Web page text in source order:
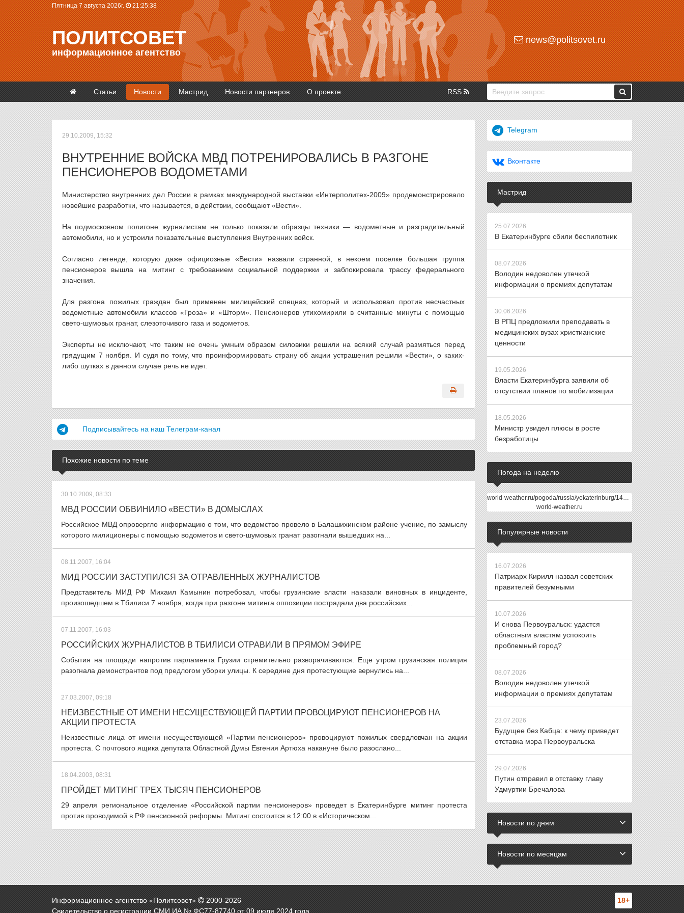
Пятница 7 августа 2026г. 21:25:39
ПОЛИТСОВЕТ
информационное агентство
news@politsovet.ru
Статьи Новости Мастрид Новости партнеров О проекте RSS
29.10.2009, 15:32
ВНУТРЕННИЕ ВОЙСКА МВД ПОТРЕНИРОВАЛИСЬ В РАЗГОНЕ
ПЕНСИОНЕРОВ ВОДОМЕТАМИ
Министерство внутренних дел России в рамках международной выставки «Интерполитех-2009» продемонстрировало
новейшие разработки, что называется, в действии, сообщают «Вести».
На подмосковном полигоне журналистам не только показали образцы техники — водометные и разградительный
автомобили, но и устроили показательные выступления Внутренних войск.
Согласно легенде, которую даже официозные «Вести» назвали странной, в некоем поселке большая группа
пенсионеров вышла на митинг с требованием социальной поддержки и заблокировала трассу федерального
значения.
Для разгона пожилых граждан был применен милицейский спецназ, который и использовал против несчастных
водометные автомобили классов «Гроза» и «Шторм». Пенсионеров утихомирили в считанные минуты с помощью
свето-шумовых гранат, слезоточивого газа и водометов.
Эксперты не исключают, что таким не очень умным образом силовики решили на всякий случай размяться перед
грядущим 7 ноября. И судя по тому, что проинформировать страну об акции устрашения решили «Вести», о каких-
либо шутках в данном случае речь не идет.
Подписывайтесь на наш Телеграм-канал
Похожие новости по теме
30.10.2009, 08:33
МВД РОССИИ ОБВИНИЛО «ВЕСТИ» В ДОМЫСЛАХ
Российское МВД опровергло информацию о том, что ведомство провело в Балашихинском районе учение, по замыслу
которого милиционеры с помощью водометов и свето-шумовых гранат разогнали вышедших на...
08.11.2007, 16:04
МИД РОССИИ ЗАСТУПИЛСЯ ЗА ОТРАВЛЕННЫХ ЖУРНАЛИСТОВ
Представитель МИД РФ Михаил Камынин потребовал, чтобы грузинские власти наказали виновных в инциденте,
произошедшем в Тбилиси 7 ноября, когда при разгоне митинга оппозиции пострадали два российских...
07.11.2007, 16:03
РОССИЙСКИХ ЖУРНАЛИСТОВ В ТБИЛИСИ ОТРАВИЛИ В ПРЯМОМ ЭФИРЕ
События на площади напротив парламента Грузии стремительно разворачиваются. Еще утром грузинская полиция
разогнала демонстрантов под предлогом уборки улицы. К середине дня протестующие вернулись на...
27.03.2007, 09:18
НЕИЗВЕСТНЫЕ ОТ ИМЕНИ НЕСУЩЕСТВУЮЩЕЙ ПАРТИИ ПРОВОЦИРУЮТ ПЕНСИОНЕРОВ НА
АКЦИИ ПРОТЕСТА
Неизвестные лица от имени несуществующей «Партии пенсионеров» провоцируют пожилых свердловчан на акции
протеста. С почтового ящика депутата Областной Думы Евгения Артюха накануне было разослано...
18.04.2003, 08:31
ПРОЙДЕТ МИТИНГ ТРЕХ ТЫСЯЧ ПЕНСИОНЕРОВ
29 апреля региональное отделение «Российской партии пенсионеров» проведет в Екатеринбурге митинг протеста
против проводимой в РФ пенсионной реформы. Митинг состоится в 12:00 в «Историческом...
Telegram
Вконтакте
Мастрид
25.07.2026
В Екатеринбурге сбили беспилотник
08.07.2026
Володин недоволен утечкой
информации о премиях депутатам
30.06.2026
В РПЦ предложили преподавать в
медицинских вузах христианские
ценности
19.05.2026
Власти Екатеринбурга заявили об
отсутствии планов по мобилизации
18.05.2026
Министр увидел плюсы в росте
безработицы
Погода на неделю
world-weather.ru/pogoda/russia/yekaterinburg/14days/
world-weather.ru
Популярные новости
16.07.2026
Патриарх Кирилл назвал советских
правителей безумными
10.07.2026
И снова Первоуральск: удастся
областным властям успокоить
проблемный город?
08.07.2026
Володин недоволен утечкой
информации о премиях депутатам
23.07.2026
Будущее без Кабца: к чему приведет
отставка мэра Первоуральска
29.07.2026
Путин отправил в отставку главу
Удмуртии Бречалова
Новости по дням
Новости по месяцам
Информационное агентство «Политсовет» 2000-2026
Свидетельство о регистрации СМИ ИА № ФС77-87740 от 09 июля 2024 года.
18+